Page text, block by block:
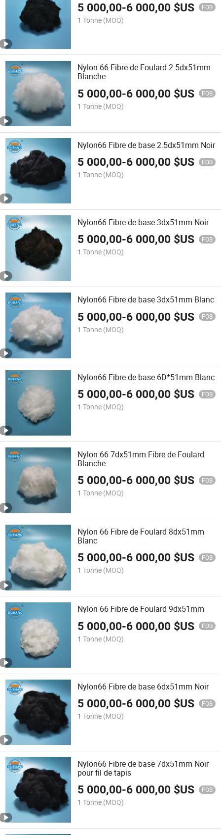
5 000,00-6 000,00 $US FOB
1 Tonne (MOQ)
Nylon 66 Fibre de Foulard 2.5dx51mm
Blanche
5 000,00-6 000,00 $US FOB
1 Tonne (MOQ)
Nylon66 Fibre de base 2.5dx51mm Noir
5 000,00-6 000,00 $US FOB
1 Tonne (MOQ)
Nylon66 Fibre de base 3dx51mm Noir
5 000,00-6 000,00 $US FOB
1 Tonne (MOQ)
Nylon66 Fibre de base 3dx51mm Blanc
5 000,00-6 000,00 $US FOB
1 Tonne (MOQ)
Nylon66 Fibre de base 6D*51mm Blanc
5 000,00-6 000,00 $US FOB
1 Tonne (MOQ)
Nylon 66 7dx51mm Fibre de Foulard
Blanche
5 000,00-6 000,00 $US FOB
1 Tonne (MOQ)
Nylon 66 Fibre de Foulard 8dx51mm
Blanc
5 000,00-6 000,00 $US FOB
1 Tonne (MOQ)
Nylon 66 Fibre de Foulard 9dx51mm
5 000,00-6 000,00 $US FOB
1 Tonne (MOQ)
Nylon66 Fibre de base 6dx51mm Noir
5 000,00-6 000,00 $US FOB
1 Tonne (MOQ)
Nylon66 Fibre de base 7dx51mm Noir
pour fil de tapis
5 000,00-6 000,00 $US FOB
1 Tonne (MOQ)